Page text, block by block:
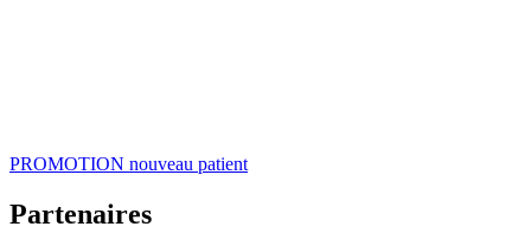
PROMOTION nouveau patient
Partenaires